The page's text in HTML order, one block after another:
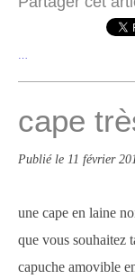
cape
Publié le 11 février
une cape en laine
que vous souhaitez
capuche amovible